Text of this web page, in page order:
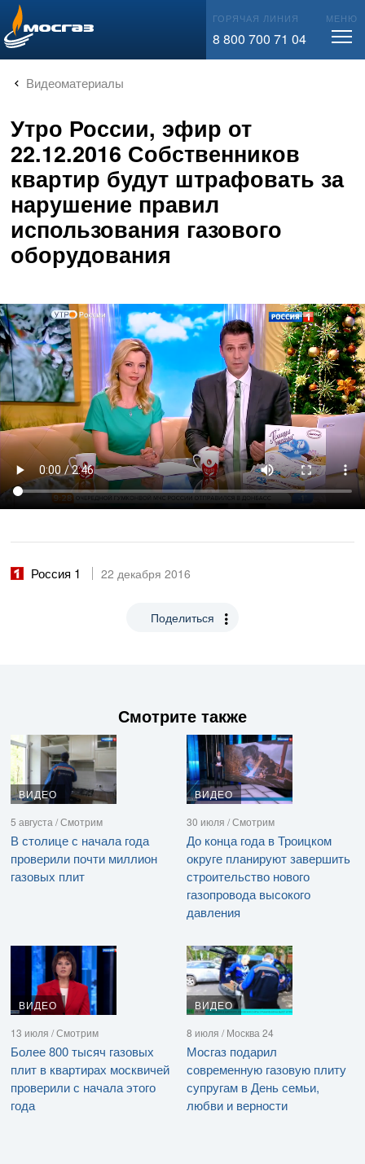
info@mos-gaz.ru ГОРЯЧАЯ ЛИНИЯ
8 800 700 71 04
МЕНЮ
Видеоматериалы
Утро России, эфир от
22.12.2016 Собственников
квартир будут штрафовать за
нарушение правил
использования газового
оборудования
Россия 1 22 декабря 2016
Поделиться
Смотрите также
ВИДЕО
5 августа / Смотрим
В столице с начала года
проверили почти миллион
газовых плит
ВИДЕО
30 июля / Смотрим
До конца года в Троицком
округе планируют завершить
строительство нового
газопровода высокого
давления
ВИДЕО
13 июля / Смотрим
Более 800 тысяч газовых
плит в квартирах москвичей
проверили с начала этого
года
ВИДЕО
8 июля / Москва 24
Мосгаз подарил
современную газовую плиту
супругам в День семьи,
любви и верности